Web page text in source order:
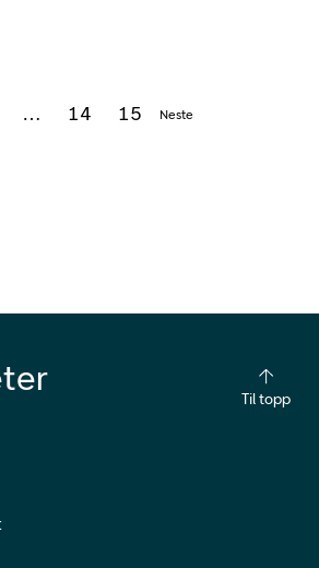
… 14 15 Neste
Til topp